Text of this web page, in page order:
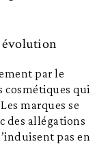
évolution
par le
cosmétiques qui
marques se
des allégations
pas en